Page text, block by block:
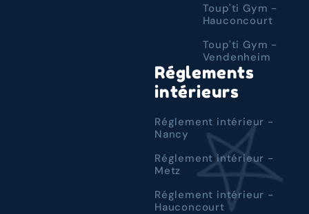
Toup'ti Gym -
Hauconcourt
Toup'ti Gym -
Vendenheim
Réglements
intérieurs
Réglement intérieur -
Nancy
Réglement intérieur -
Metz
Réglement intérieur -
Hauconcourt